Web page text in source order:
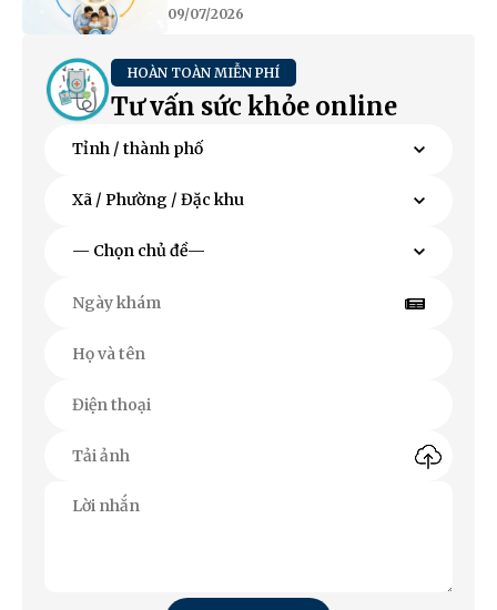
09/07/2026
HOÀN TOÀN MIỄN PHÍ
Tư vấn sức khỏe online